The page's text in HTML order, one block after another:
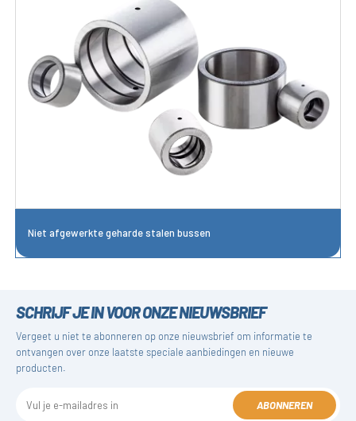
Niet afgewerkte geharde stalen bussen
SCHRIJF JE IN VOOR ONZE NIEUWSBRIEF
Vergeet u niet te abonneren op onze nieuwsbrief om informatie te
ontvangen over onze laatste speciale aanbiedingen en nieuwe
producten.
ABONNEREN